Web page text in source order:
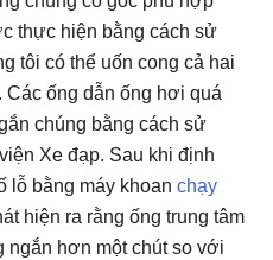
thực hiện bằng cách sử
tôi có thể uốn cong cả hai
Các ống dẫn ống hơi quá
chúng bằng cách sử
Xe đạp. Sau khi định
lỗ bằng máy khoan chạy
hiện ra rằng ống trung tâm
ngắn hơn một chút so với